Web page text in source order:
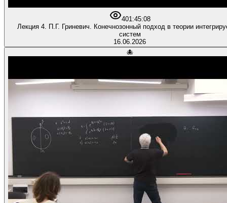
401:45:08
Лекция 4. П.Г. Гриневич. Конечнозонный подход в теории
систем
16.06.2026
🐙